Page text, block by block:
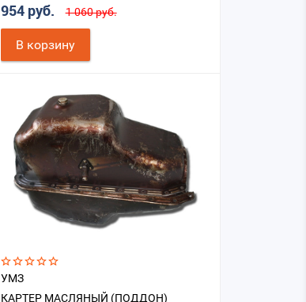
954 руб. 1 060 руб.
В корзину
УМЗ
КАРТЕР МАСЛЯНЫЙ (ПОДДОН)